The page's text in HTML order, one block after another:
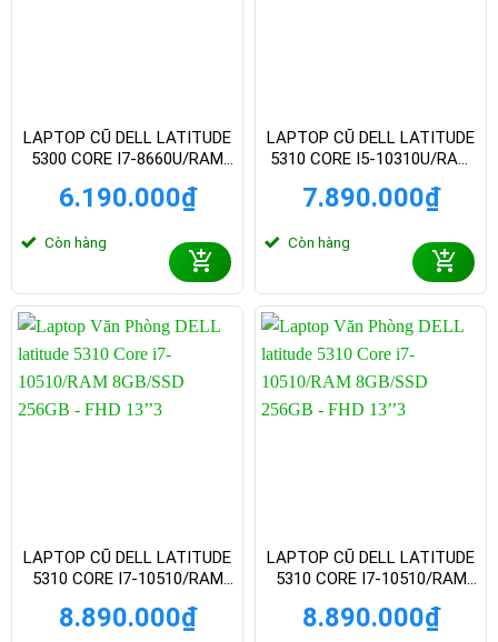
LAPTOP CŨ DELL LATITUDE
5300 CORE I7-8660U/RAM
INCH
6.190.000₫
Còn hàng
LAPTOP CŨ DELL LATITUDE
5310 CORE I5-10310U/RAM
INCH3
7.890.000₫
Còn hàng
LAPTOP CŨ DELL LATITUDE
5310 CORE I7-10510/RAM
INCH3
8.890.000₫
LAPTOP CŨ DELL LATITUDE
5310 CORE I7-10510/RAM
INCH
8.890.000₫